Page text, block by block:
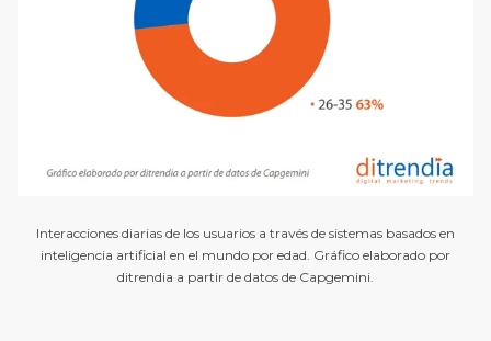
Interacciones diarias de los usuarios a través de sistemas basados en
inteligencia artificial en el mundo por edad. Gráfico elaborado por
ditrendia a partir de datos de Capgemini.